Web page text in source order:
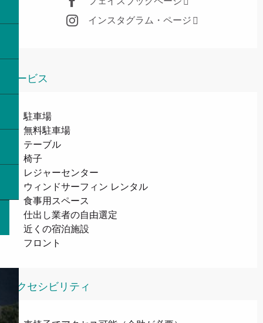
インスタグラム・ページ
サービス
駐車場
無料駐車場
テーブル
椅子
レジャーセンター
ウィンドサーフィン レンタル
食事用スペース
仕出し業者の自由選定
近くの宿泊施設
フロント
アクセシビリティ